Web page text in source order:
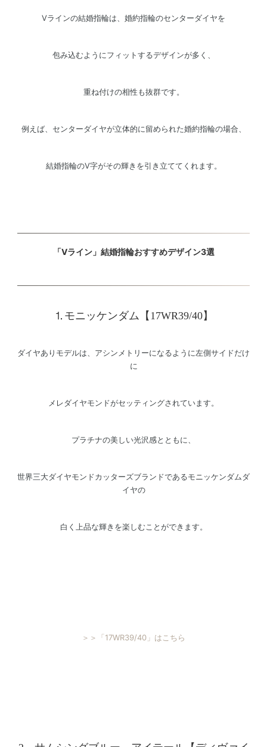
Vラインの結婚指輪は、婚約指輪のセンターダイヤを
包み込むようにフィットするデザインが多く、
重ね付けの相性も抜群です。
例えば、センターダイヤが立体的に留められた婚約指輪の場合、
結婚指輪のV字がその輝きを引き立ててくれます。
「Vライン」結婚指輪おすすめデザイン3選
⒈モニッケンダム【17WR39/40】
ダイヤありモデルは、アシンメトリーになるように左側サイドだけ
に
メレダイヤモンドがセッティングされています。
プラチナの美しい光沢感とともに、
世界三大ダイヤモンドカッターズブランドであるモニッケンダムダ
イヤの
白く上品な輝きを楽しむことができます。
＞＞「17WR39/40」はこちら